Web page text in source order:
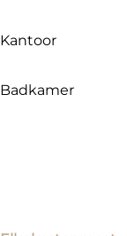
Kantoor
Badkamer